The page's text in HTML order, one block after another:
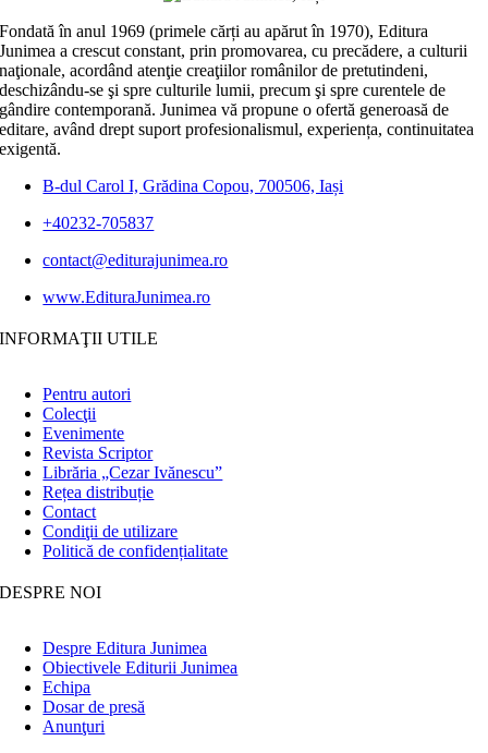
Fondată în anul 1969 (primele cărți au apărut în 1970), Editura
Junimea a crescut constant, prin promovarea, cu precădere, a culturii
naţionale, acordând atenţie creaţiilor românilor de pretutindeni,
deschizându-se şi spre culturile lumii, precum şi spre curentele de
gândire contemporană. Junimea vă propune o ofertă generoasă de
editare, având drept suport profesionalismul, experiența, continuitatea
exigentă.
B-dul Carol I, Grădina Copou, 700506, Iași
+40232-705837
contact@editurajunimea.ro
www.EdituraJunimea.ro
INFORMAŢII UTILE
Pentru autori
Colecţii
Evenimente
Revista Scriptor
Librăria „Cezar Ivănescu”
Rețea distribuție
Contact
Condiţii de utilizare
Politică de confidențialitate
DESPRE NOI
Despre Editura Junimea
Obiectivele Editurii Junimea
Echipa
Dosar de presă
Anunţuri